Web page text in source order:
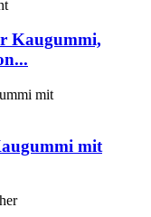
Kaugummi,
mit